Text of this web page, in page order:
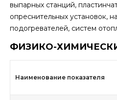
выпарных станций,
опреснительных установок,
подогревателей, систем
ФИЗИКО-
Наименование показателя